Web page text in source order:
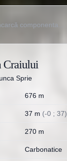
componenta...
Craiului
Sprie
676 m
37 m (-0 ; 37)
270 m
Carbonatice